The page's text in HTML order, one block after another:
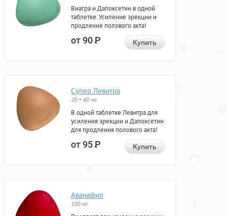
Виагра и Дапоксетин в одной
таблетке. Усиление эрекции и
продление полового акта!
от 90Р Купить
Супер Левитра
20 + 60 мг
В одной таблетке Левитра для
усиления эрекции и Дапоксетин
для продления полового акта!
от 95Р Купить
Аванафил
100 мг